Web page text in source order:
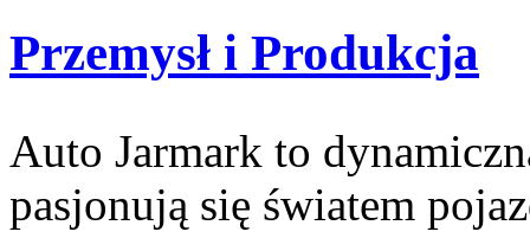
Przemysł i Produkcja
Auto Jarmark to
pasjonują się światem